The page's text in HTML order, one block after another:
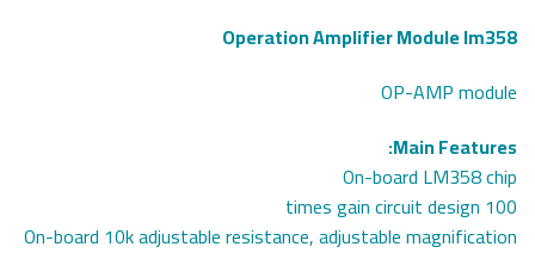
Operation Amplifier Module lm358
OP-AMP module
Main Features:
On-board LM358 chip
100 times gain circuit design
On-board 10k adjustable resistance, adjustable magnification